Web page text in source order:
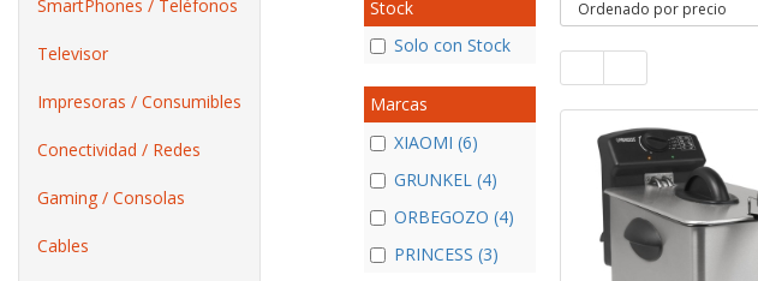
SmartPhones / Teléfonos
Televisor
Impresoras / Consumibles
Conectividad / Redes
Gaming / Consolas
Cables
Stock
Solo con Stock
Marcas
XIAOMI (6)
GRUNKEL (4)
ORBEGOZO (4)
PRINCESS (3)